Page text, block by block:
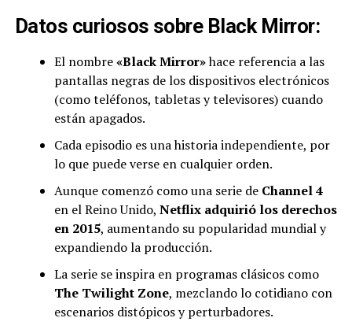
Datos curiosos sobre Black Mirror:
El nombre«Black Mirror»hace referencia a las
pantallas negras de los dispositivos electrónicos
(como teléfonos, tabletas y televisores) cuando
están apagados.
Cada episodio es una historia independiente, por
lo que puede verse en cualquier orden.
Aunque comenzó como una serie de Channel 4
en el Reino Unido, Netflix adquirió los derechos
en 2015, aumentando su popularidad mundial y
expandiendo la producción.
La serie se inspira en programas clásicos como
The Twilight Zone, mezclando lo cotidiano con
escenarios distópicos y perturbadores.